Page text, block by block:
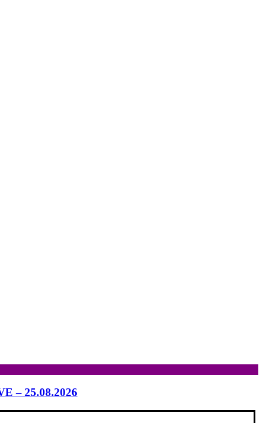
– 25.08.2026